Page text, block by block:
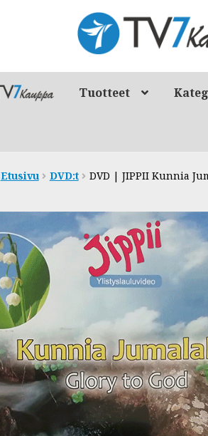
Tuotteet
Etusivu DVD:t DVD | JIPPII Kunnia